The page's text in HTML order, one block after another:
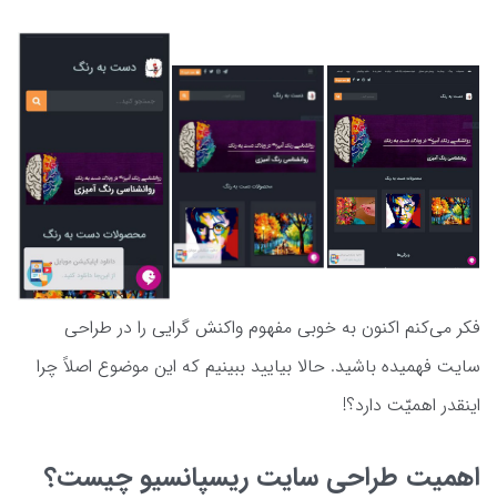
فکر می‌کنم اکنون به خوبی مفهوم واکنش گرایی را در طراحی
سایت فهمیده باشید. حالا بیایید ببینیم که این موضوع اصلاً چرا
اینقدر اهمیّت دارد؟!
اهمیت طراحی سایت ریسپانسیو چیست؟